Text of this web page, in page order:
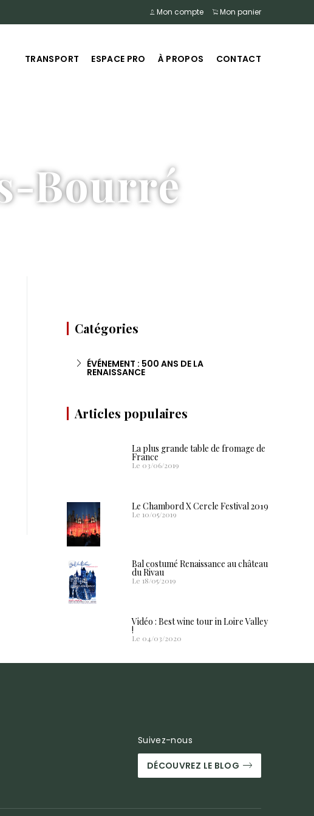
Mon compte Mon panier
TRANSPORT ESPACE PRO À PROPOS CONTACT
Bourré
Catégories
ÉVÉNEMENT : 500 ANS DE LA
RENAISSANCE
Articles populaires
La plus grande table de fromage de
France
Le 03/06/2019
Le Chambord X Cercle Festival 2019
Le 10/05/2019
Bal costumé Renaissance au château
du Rivau
Le 18/05/2019
Vidéo : Best wine tour in Loire Valley
!
Le 04/03/2020
Suivez-nous
DÉCOUVREZ LE BLOG